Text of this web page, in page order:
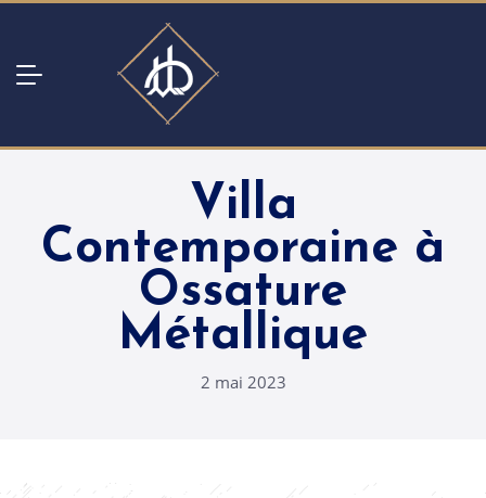
Villa
Contemporaine à
Ossature
Métallique
2 mai 2023